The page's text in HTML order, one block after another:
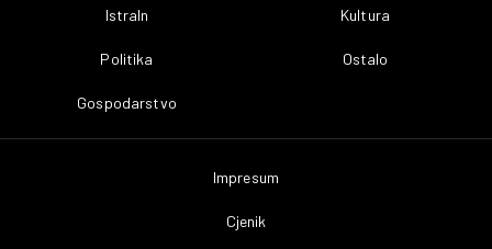
IstraIn
Politika
Gospodarstvo
Kultura
Ostalo
Impresum
Cjenik